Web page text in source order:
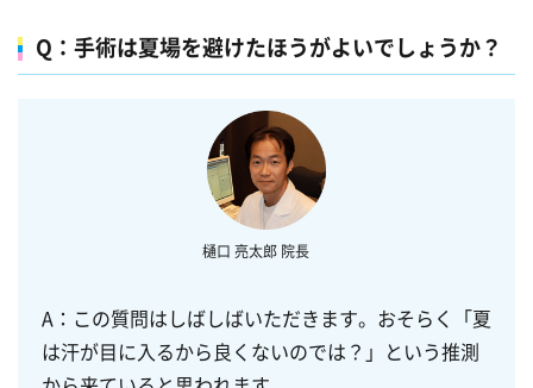
Q：手術は夏場を避けたほうがよいでしょうか？
A：この質問はしばしばいただきます。おそらく「夏
は汗が目に入るから良くないのでは？」という推測